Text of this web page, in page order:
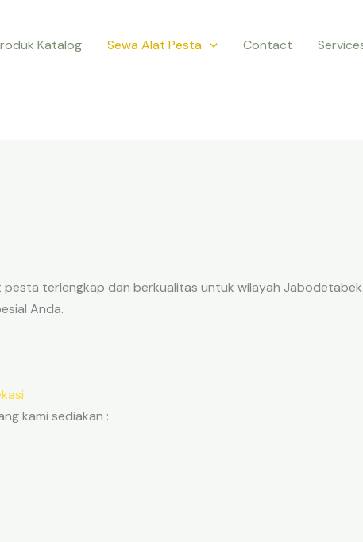
Katalog Sewa Alat Pesta Contact
terlengkap dan berkualitas untuk wilayah
Anda.
kami sediakan :